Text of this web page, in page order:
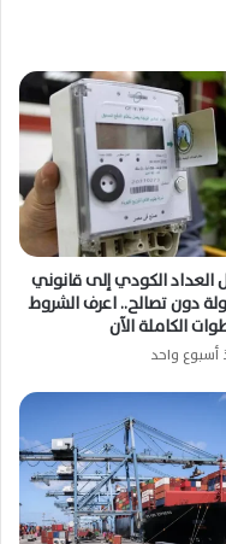
العداد الكودي إلى قانوني
دون تصالح.. اعرف الشروط
الكاملة الآن
أسبوع واحد